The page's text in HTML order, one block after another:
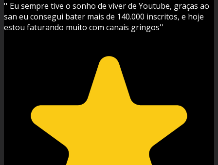
'' Eu sempre tive o sonho de viver de Youtube, graças ao
san eu consegui bater mais de 140.000 inscritos, e hoje
estou faturando muito com canais gringos''